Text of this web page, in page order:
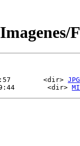
<dir> JPG
9:44        <dir>